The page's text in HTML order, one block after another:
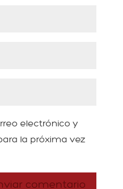
electrónico y
la próxima vez